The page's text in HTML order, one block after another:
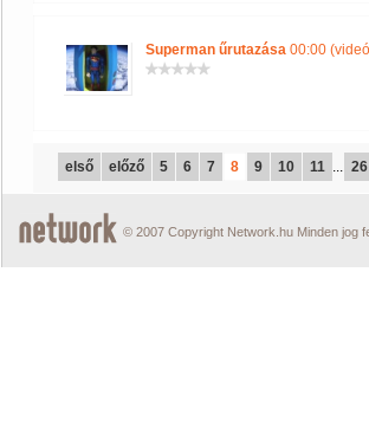
Superman űrutazása 00:00
első előző 5 6 7 8 9 10 11 ... 26
© 2007 Copyright Network.hu Minden jog